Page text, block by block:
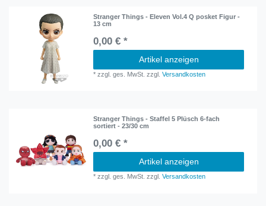
Stranger Things - Eleven Vol.4 Q posket Figur -
13 cm
0,00 € *
Artikel anzeigen
*zzgl. ges. MwSt. zzgl.Versandkosten
Stranger Things - Staffel 5 Plüsch 6-fach
sortiert - 23/30 cm
0,00 € *
Artikel anzeigen
*zzgl. ges. MwSt. zzgl.Versandkosten